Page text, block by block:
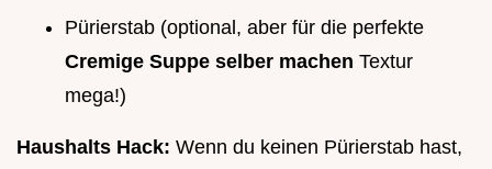
Pürierstab (optional, aber für die perfekte
Cremige Suppe selber machen Textur
mega!)
Haushalts Hack: Wenn du keinen Pürierstab hast,